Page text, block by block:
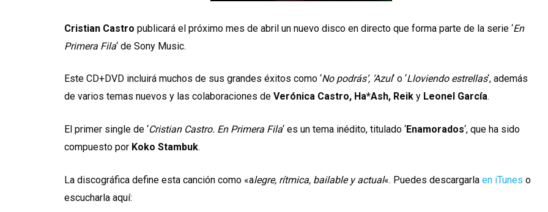
Cristian Castro publicará el próximo mes de abril un nuevo disco en directo que forma parte de la serie ‘En
Primera Fila‘ de Sony Music.
Este CD+DVD incluirá muchos de sus grandes éxitos como ‘No podrás’, ‘Azul‘ o ‘Lloviendo estrellas‘, además
de varios temas nuevos y las colaboraciones deVerónica Castro, Ha*Ash, Reik y Leonel García.
El primer single de ‘Cristian Castro. En Primera Fila‘ es un tema inédito, titulado ‘Enamorados‘, que ha sido
compuesto por Koko Stambuk.
La discográfica define esta canción como «alegre, rítmica, bailable y actual«. Puedes descargarlaen iTunes o
escucharla aquí: